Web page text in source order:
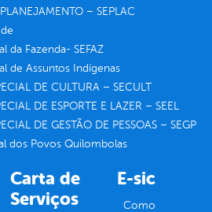
– SEPLAC
da Fazenda- SEFAZ
de Assuntos Indígenas
DE CULTURA – SECULT
DE ESPORTE E LAZER – SEEL
DE GESTÃO DE PESSOAS – SEGP
dos Povos Quilombolas
Carta de
Serviços
E-sic
Como